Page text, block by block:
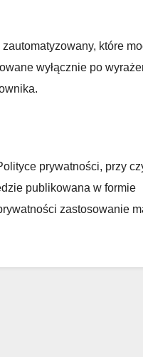
które
wyłącznie po
prywatności, przy
publikowana w formie
zastosowanie